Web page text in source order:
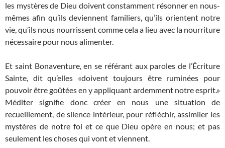
les mystères de Dieu doivent constamment résonner en nous-
mêmes afin qu’ils deviennent familiers, qu’ils orientent notre
vie, qu’ils nous nourrissent comme cela a lieu avec la nourriture
nécessaire pour nous alimenter.
Et saint Bonaventure, en se référant aux paroles de l’Écriture
Sainte, dit qu’elles «doivent toujours être ruminées pour
pouvoir être goûtées en y appliquant ardemment notre esprit.»
Méditer signifie donc créer en nous une situation de
recueillement, de silence intérieur, pour réfléchir, assimiler les
mystères de notre foi et ce que Dieu opère en nous; et pas
seulement les choses qui vont et viennent.